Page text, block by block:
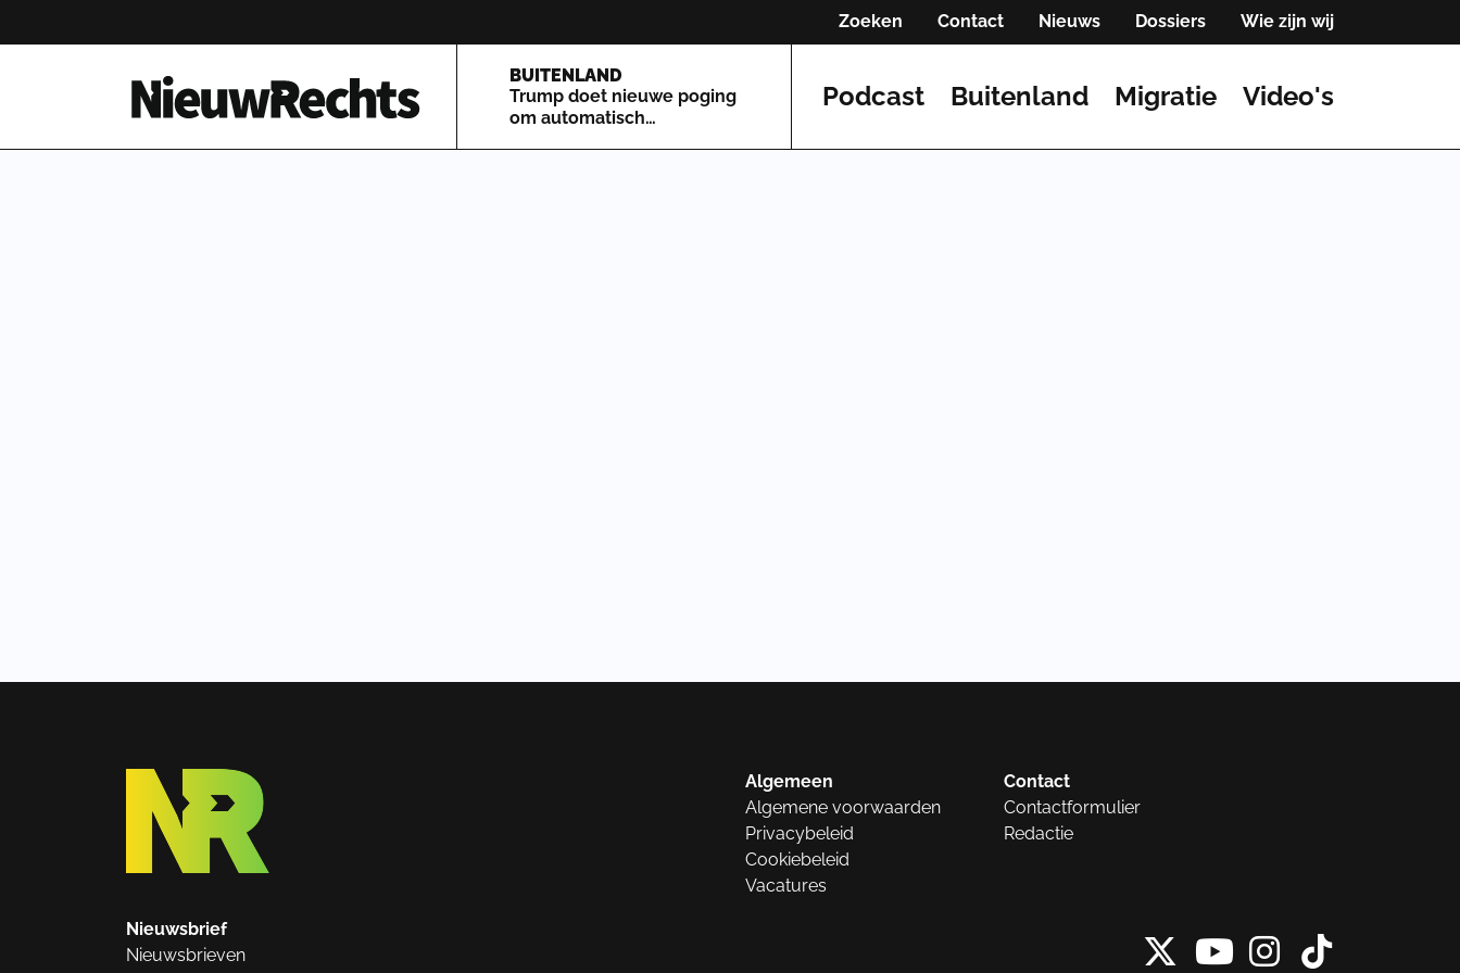
Zoeken Contact Nieuws Dossiers Wie zijn wij
Homepage van NieuwRechts
BUITENLAND
Trump doet nieuwe poging
om automatisch
Podcast Buitenland Migratie Video's
Algemeen
Algemene voorwaarden
Privacybeleid
Cookiebeleid
Vacatures
Contact
Contactformulier
Redactie
Nieuwsbrief
Nieuwsbrieven
X vanInstagram
Tiktok